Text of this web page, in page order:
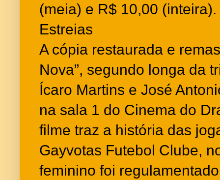
(meia) e R$ 10,00 (inteira).
Estreias
A cópia restaurada e
Nova”, segundo longa da
Ícaro Martins e José
na sala 1 do Cinema do
filme traz a história das
Gayvotas Futebol Clube,
feminino foi